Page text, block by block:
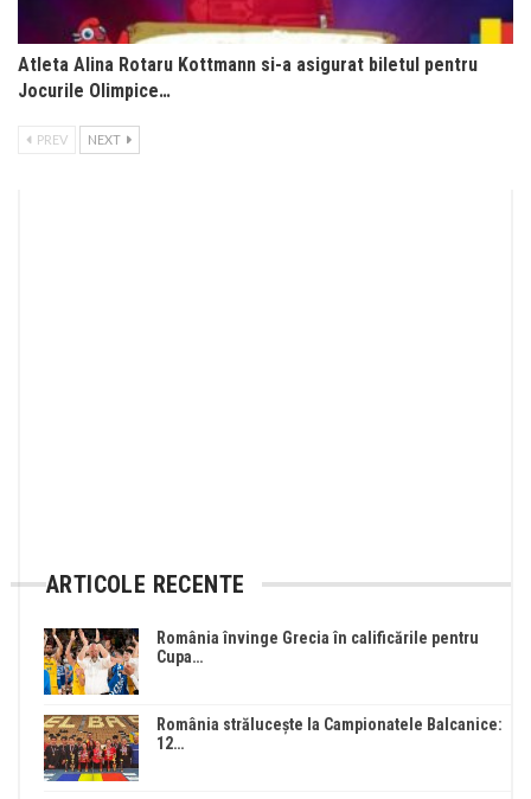
Atleta Alina Rotaru Kottmann si-a asigurat biletul pentru
Jocurile Olimpice…
PREV NEXT
ARTICOLE RECENTE
România învinge Grecia în calificările pentru
Cupa…
România strălucește la Campionatele Balcanice:
12…